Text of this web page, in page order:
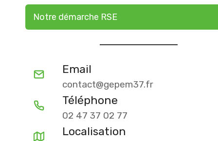
Notre démarche RSE
Email
contact@gepem37.fr
Téléphone
02 47 37 02 77
Localisation